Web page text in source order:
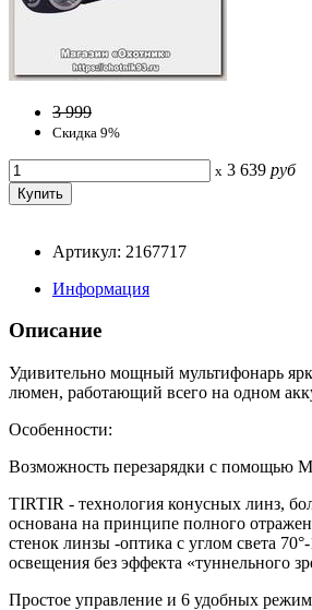
3 999
Скидка 9%
x 3 639 руб
Артикул: 2167717
Информация
Описание
Удивительно мощный мультифонарь
люмен, работающий всего на одном
Особенности:
Возможность перезарядки с помощью
TIRTIR - технология конусных линз,
основана на принципе полного
стенок линзы -оптика с углом света
освещения без эффекта «туннельного
Простое управление и 6 удобных